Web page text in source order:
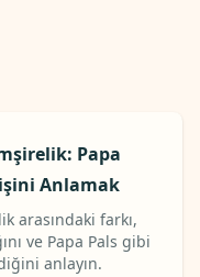
Papa
Anlamak
arasındaki farkı,
ve Papa Pals gibi
anlayın.